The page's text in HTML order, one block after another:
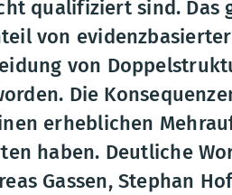
qualifiziert sind. Das
von
von
Die
erheblichen
haben. Deutliche
Gassen, Stephan